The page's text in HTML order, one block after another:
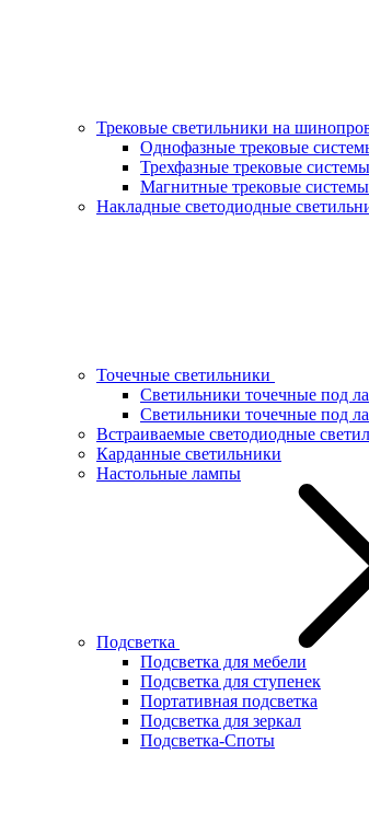
Трековые светильники на
Однофазные трековые
Трехфазные трековые системы
Магнитные трековые системы
Накладные светодиодные
Точечные светильники
Светильники точечные под
Светильники точечные под
Встраиваемые светодиодные
Карданные светильники
Настольные лампы
Подсветка
Подсветка для мебели
Подсветка для ступенек
Портативная подсветка
Подсветка для зеркал
Подсветка-Споты